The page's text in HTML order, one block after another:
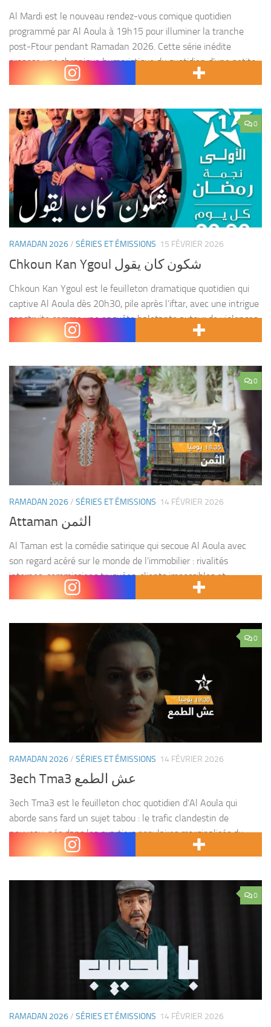
Al Mardi est le nouveau rendez-vous comique quotidien
programmé par Al Aoula à 19h15 pour illuminer la tranche
post-Ftour pendant Ramadan 2026. Cette série inédite
propose une chronique humoristique du quotidien d’une petite
communauté...
0
RAMADAN 2026/ SÉRIES ET ÉMISSIONS 15 FÉVRIER 2026
Chkoun Kan Ygoul شكون كان يقول
Chkoun Kan Ygoul est le feuilleton dramatique quotidien qui
captive Al Aoula dès 20h30, pile après l’iftar, avec une intrigue
construite comme une enquête haletante autour de violences
conjugales cachées, de non-dits familiaux toxiques...
0
RAMADAN 2026/ SÉRIES ET ÉMISSIONS 14 FÉVRIER 2026
Attaman الثمن
Al Taman est la comédie satirique qui secoue Al Aoula avec
son regard acéré sur le monde de l’immobilier : rivalités
internes, commissions truquées, clients impossibles et
magouilles en tout genre. Dans une agence...
0
RAMADAN 2026/ SÉRIES ET ÉMISSIONS 14 FÉVRIER 2026
3ech Tma3 عش الطمع
3ech Tma3 est le feuilleton choc quotidien d’Al Aoula qui
aborde sans fard un sujet tabou : le trafic clandestin de
nouveau-nés dans les quartiers populaires marginalisés du
Maroc. Réalisé par Ayoub Lahnoud, ce...
0
RAMADAN 2026/ SÉRIES ET ÉMISSIONS 14 FÉVRIER 2026